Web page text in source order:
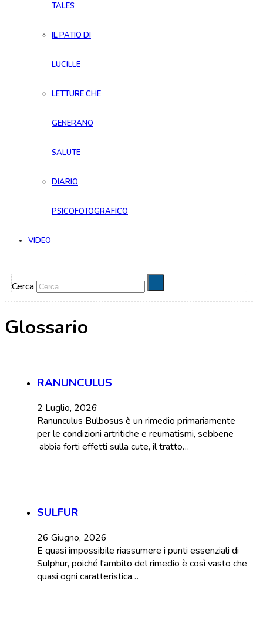
TALES
IL PATIO DI
LUCILLE
LETTURE CHE
GENERANO
SALUTE
DIARIO
PSICOFOTOGRAFICO
VIDEO
Cerca
Glossario
RANUNCULUS
2 Luglio, 2026
Ranunculus Bulbosus è un rimedio primariamente
per le condizioni artritiche e reumatismi, sebbene
abbia forti effetti sulla cute, il tratto…
SULFUR
26 Giugno, 2026
E quasi impossibile riassumere i punti essenziali di
Sulphur, poiché l'ambito del rimedio è così vasto che
quasi ogni caratteristica…